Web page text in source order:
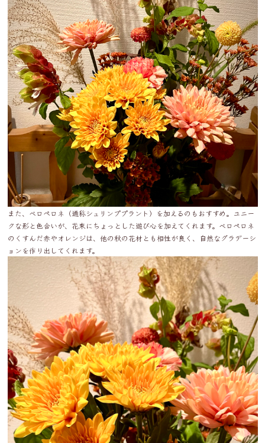
また、ベロペロネ（通称シュリンププラント）を加えるのもおすすめ。ユニー
クな形と色合いが、花束にちょっとした遊び心を加えてくれます。ベロペロネ
のくすんだ赤やオレンジは、他の秋の花材とも相性が良く、自然なグラデーシ
ョンを作り出してくれます。